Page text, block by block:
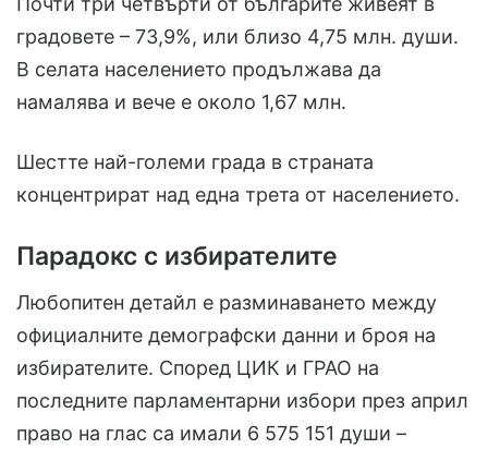
градовете – 73,9%, или близо 4,75 млн. души.
В селата населението продължава да
намалява и вече е около 1,67 млн.
Шестте най-големи града в страната
концентрират над една трета от населението.
Парадокс с избирателите
Любопитен детайл е разминаването между
официалните демографски данни и броя на
избирателите. Според ЦИК и ГРАО на
последните парламентарни избори през април
право на глас са имали 6 575 151 души –